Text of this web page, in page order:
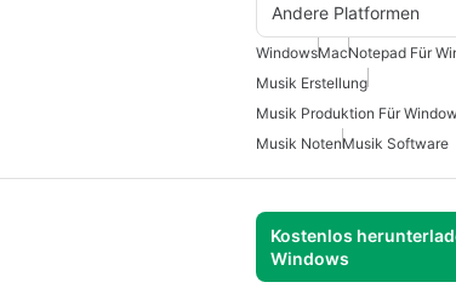
Andere Platformen
WindowsMacNotepad Für
Musik Erstellung
Musik Produktion Für
Musik NotenMusik Software
Kostenlos
Windows